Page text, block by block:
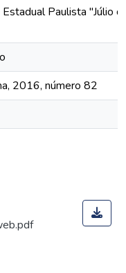
Paulista "Júlio
2016, número 82